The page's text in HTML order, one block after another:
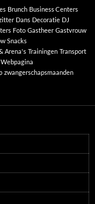
Brunch Business Centers
Dans Decoratie DJ
Foto Gastheer Gastvrouw
Snacks
Arena's Trainingen Transport
Webpagina
zwangerschapsmaanden